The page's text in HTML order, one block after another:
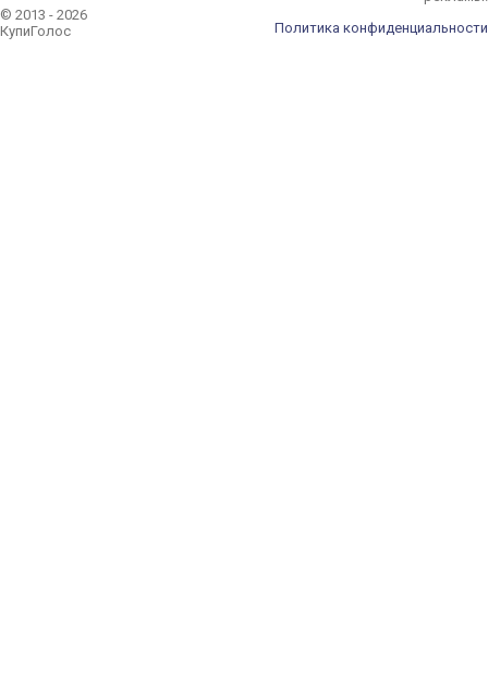
© 2013 - 2026
КупиГолос
Политика конфиденциальности